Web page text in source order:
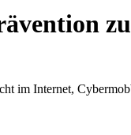
im Internet,